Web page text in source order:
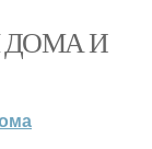
ДОМА И